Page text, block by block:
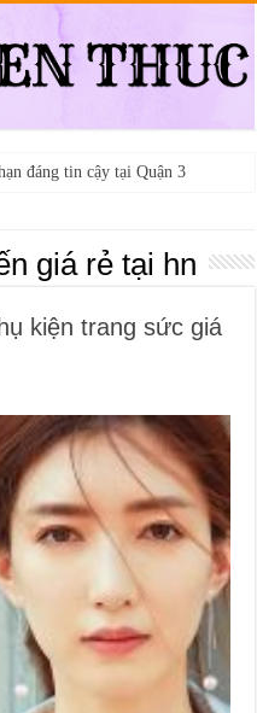
đáng tin cậy tại Quận 3
giá rẻ tại hn
kiện trang sức giá